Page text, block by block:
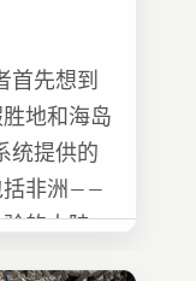
首先想到
地和海岛
统提供的
括非洲——
的大陆。